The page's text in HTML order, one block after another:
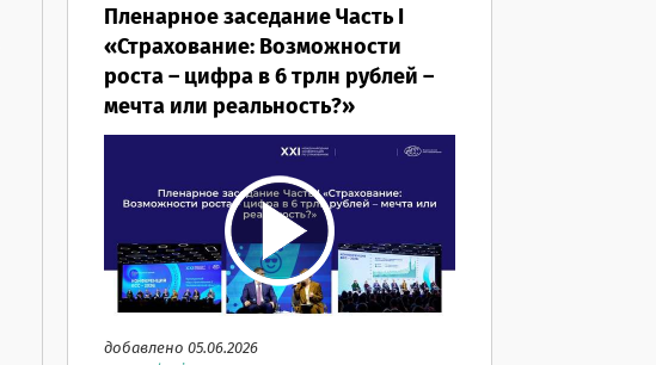
Пленарное заседание Часть I
«Страхование: Возможности
роста – цифра в 6 трлн рублей –
мечта или реальность?»
добавлено 05.06.2026